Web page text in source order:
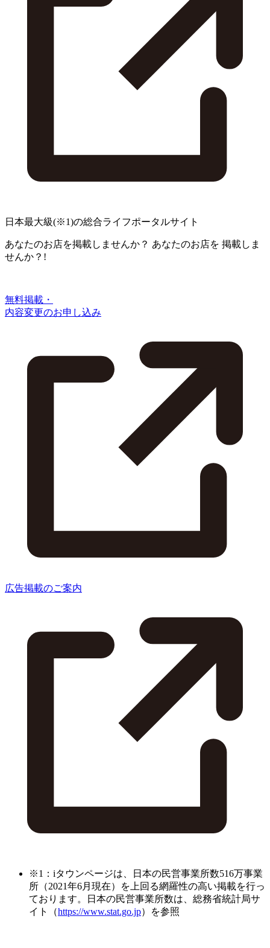
日本最大級(※1)の総合ライフポータルサイト
あなたのお店を掲載しませんか？ あなたのお店を 掲載しま
せんか？!
無料掲載・
内容変更のお申し込み
広告掲載のご案内
※1：iタウンページは、日本の民営事業所数516万事業
所（2021年6月現在）を上回る網羅性の高い掲載を行っ
ております。日本の民営事業所数は、総務省統計局サ
イト（https://www.stat.go.jp）を参照